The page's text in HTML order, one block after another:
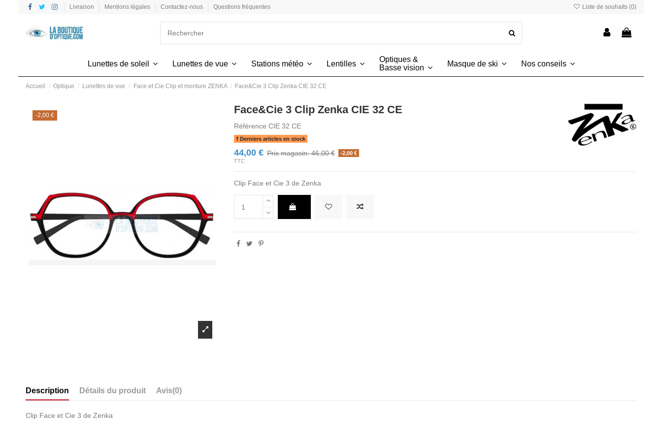
Livraison Mentions légales Contactez-nous Questions fréquentes Liste de souhaits (0)
Lunettes de soleil Lunettes de vue Stations météo Lentilles
Optiques &
Basse vision
Masque de ski Nos conseils
Accueil Optique Lunettes de vue Face et Cie Clip et monture ZENKA Face&Cie 3 Clip Zenka CIE 32 CE
-2,00 € Face&Cie 3 Clip Zenka CIE 32 CE
Référence CIE 32 CE
Derniers articles en stock
44,00 € Prix magasin: 46,00 €
-2,00 €
TTC
Clip Face et Cie 3 de Zenka
Description Détails du produit Avis(0)
Clip Face et Cie 3 de Zenka